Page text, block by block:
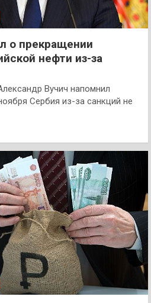
о прекращении
нефти из-за
Вучич напомнил
Сербия из-за санкций не